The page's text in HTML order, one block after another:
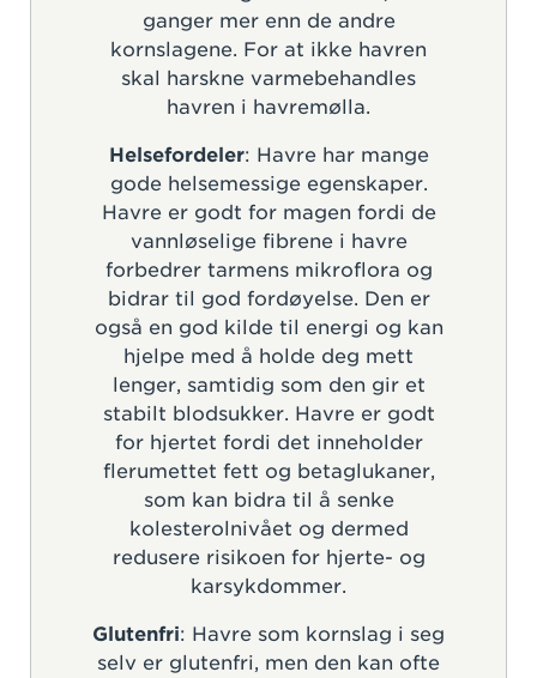
ganger mer enn de andre
kornslagene. For at ikke havren
skal harskne varmebehandles
havren i havremølla.
Helsefordeler: Havre har mange
gode helsemessige egenskaper.
Havre er godt for magen fordi de
vannløselige fibrene i havre
forbedrer tarmens mikroflora og
bidrar til god fordøyelse. Den er
også en god kilde til energi og kan
hjelpe med å holde deg mett
lenger, samtidig som den gir et
stabilt blodsukker. Havre er godt
for hjertet fordi det inneholder
flerumettet fett og betaglukaner,
som kan bidra til å senke
kolesterolnivået og dermed
redusere risikoen for hjerte- og
karsykdommer.
Glutenfri: Havre som kornslag i seg
selv er glutenfri, men den kan ofte